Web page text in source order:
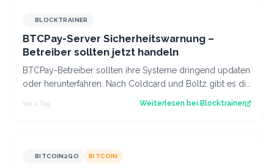
BLOCKTRAINER
BTCPay-Server Sicherheitswarnung –
Betreiber sollten jetzt handeln
BTCPay-Betreiber sollten ihre Systeme dringend updaten
oder herunterfahren. Nach Coldcard und Boltz gibt es die
vor 1 Tag Weiterlesen bei Blocktrainer
BITCOIN2GO BITCOIN